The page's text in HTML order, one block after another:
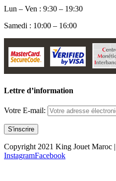
Lun – Ven : 9:30 – 19:30
Samedi : 10:00 – 16:00
Lettre d’information
Votre E-mail:
Copyright 2021 King Jouet Maroc
InstagramFacebook